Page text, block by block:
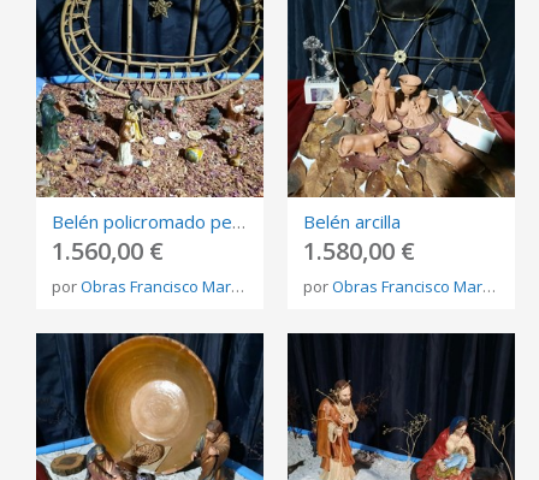
Belén policromado pequeño
1.560,00 €
porObras Francisco Martínez Rojo
Belén arcilla
1.580,00 €
porObras Francisco Martínez Rojo